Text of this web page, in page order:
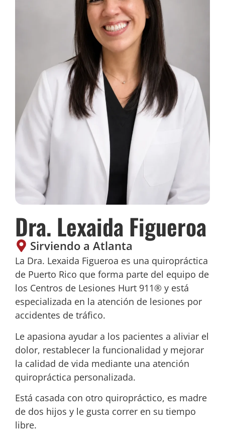
Dra. Lexaida Figueroa
Sirviendo a Atlanta
La Dra. Lexaida Figueroa es una quiropráctica
de Puerto Rico que forma parte del equipo de
los Centros de Lesiones Hurt 911® y está
especializada en la atención de lesiones por
accidentes de tráfico.
Le apasiona ayudar a los pacientes a aliviar el
dolor, restablecer la funcionalidad y mejorar
la calidad de vida mediante una atención
quiropráctica personalizada.
Está casada con otro quiropráctico, es madre
de dos hijos y le gusta correr en su tiempo
libre.